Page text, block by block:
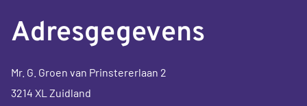
Adresgegevens
Mr. G. Groen van Prinstererlaan 2
3214 XL Zuidland